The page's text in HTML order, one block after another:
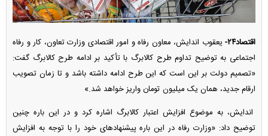
اقتصاد۲۴-
یعقوب اندایش، معاون رفاه و امور اقتصادی وزارت تعاون، کار و رفاه
اجتماعی به توضیح تداوم طرح کالابرگ با تأکید بر ادامه طرح کالابرگ گفت:
«تصمیم دولت بر این است که این طرح ادامه داشته باشد و تا زمان تصویب
ارقام جدید، همان یک میلیون تومان واریز خواهد شد.»
اندایش، به موضوع افزایش اعتبار کالابرگ اشاره کرد و در این باره چنین
توضیح داد: «وزارت رفاه در این باره پیشنهاد‌های خود را با توجه به افزایش